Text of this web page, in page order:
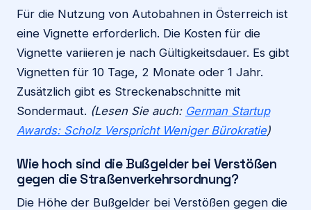
Für die Nutzung von Autobahnen in Österreich ist
eine Vignette erforderlich. Die Kosten für die
Vignette variieren je nach Gültigkeitsdauer. Es gibt
Vignetten für 10 Tage, 2 Monate oder 1 Jahr.
Zusätzlich gibt es Streckenabschnitte mit
Sondermaut. (Lesen Sie auch: German Startup
Awards: Scholz Verspricht Weniger Bürokratie)
Wie hoch sind die Bußgelder bei Verstößen
gegen die Straßenverkehrsordnung?
Die Höhe der Bußgelder bei Verstößen gegen die